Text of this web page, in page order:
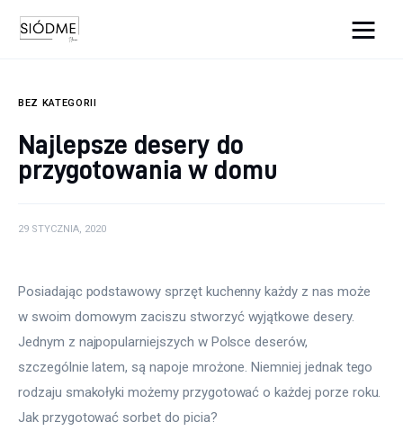
Uroda
Więcej
BEZ KATEGORII
Najlepsze desery do
przygotowania w domu
29 STYCZNIA, 2020
Posiadając podstawowy sprzęt kuchenny każdy z nas może
w swoim domowym zaciszu stworzyć wyjątkowe desery.
Jednym z najpopularniejszych w Polsce deserów,
szczególnie latem, są napoje mrożone. Niemniej jednak tego
rodzaju smakołyki możemy przygotować o każdej porze roku.
Jak przygotować sorbet do picia?